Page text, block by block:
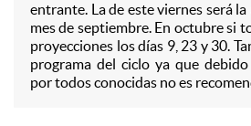
entrante. La de este viernes será
mes de septiembre. En octubre si
proyecciones los días 9, 23 y 30.
programa del ciclo ya que
por todos conocidas no es